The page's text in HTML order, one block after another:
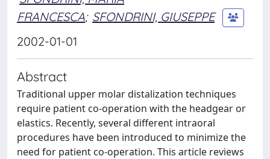
FRANCESCA; SFONDRINI, GIUSEPPE
2002-01-01
Abstract
Traditional upper molar distalization techniques
require patient co-operation with the headgear or
elastics. Recently, several different intraoral
procedures have been introduced to minimize the
need for patient co-operation. This article reviews